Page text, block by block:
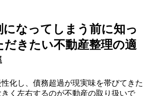
になってしまう前に知っ
きたい不動産整理の適
化し、債務超過が現実味を帯びてきた
く左右するのが不動産の取り扱いで